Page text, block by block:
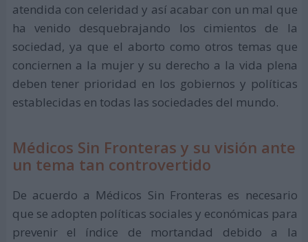
atendida con celeridad y así acabar con un mal que
ha venido desquebrajando los cimientos de la
sociedad, ya que el aborto como otros temas que
conciernen a la mujer y su derecho a la vida plena
deben tener prioridad en los gobiernos y políticas
establecidas en todas las sociedades del mundo.
Médicos Sin Fronteras y su visión ante
un tema tan controvertido
De acuerdo a Médicos Sin Fronteras es necesario
que se adopten políticas sociales y económicas para
prevenir el índice de mortandad debido a la